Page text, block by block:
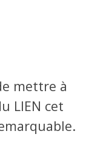
mettre à
LIEN cet